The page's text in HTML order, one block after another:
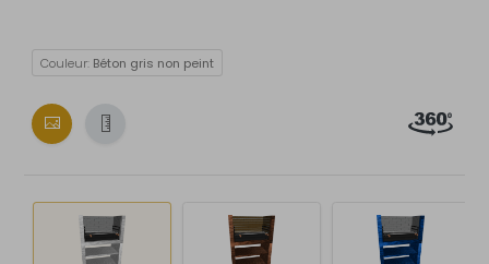
Couleur: Béton gris non peint